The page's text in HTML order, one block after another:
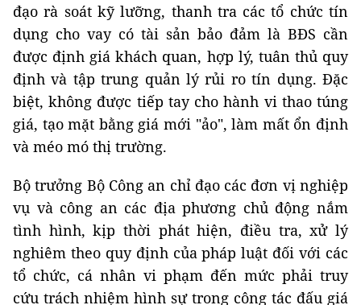
đạo rà soát kỹ lưỡng, thanh tra các tổ chức tín
dụng cho vay có tài sản bảo đảm là BĐS cần
được định giá khách quan, hợp lý, tuân thủ quy
định và tập trung quản lý rủi ro tín dụng. Đặc
biệt, không được tiếp tay cho hành vi thao túng
giá, tạo mặt bằng giá mới "ảo", làm mất ổn định
và méo mó thị trường.
Bộ trưởng Bộ Công an chỉ đạo các đơn vị nghiệp
vụ và công an các địa phương chủ động nắm
tình hình, kịp thời phát hiện, điều tra, xử lý
nghiêm theo quy định của pháp luật đối với các
tổ chức, cá nhân vi phạm đến mức phải truy
cứu trách nhiệm hình sự trong công tác đấu giá